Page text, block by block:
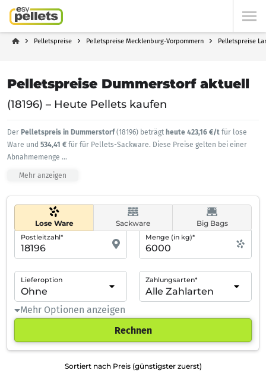
Pelletspreise Pelletspreise Mecklenburg-Vorpommern Pelletspreise
Pelletspreise Dummerstorf aktuell
(18196) – Heute Pellets kaufen
Der Pelletspreis in Dummerstorf(18196) beträgt heute 423,16 €/t für lose
Ware und 534,41 € für für Pellets-Sackware. Diese Preise gelten bei einer
Abnahmemenge ...
Mehr anzeigen
Lose Ware Sackware Big Bags
Postleitzahl* Menge (in kg)*
Lieferoption Zahlungsarten*
Mehr Optionen anzeigen
Rechnen
Sortiert nach Preis (günstigster zuerst)